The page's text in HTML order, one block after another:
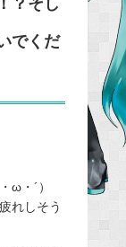
？そし
でくだ
ω・´）
れしそう